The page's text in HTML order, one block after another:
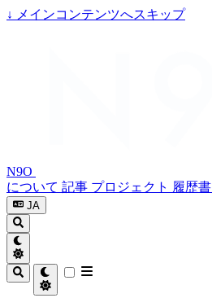
↓ メインコンテンツへスキップ
N9O
について 記事 プロジェクト 履歴書
JA